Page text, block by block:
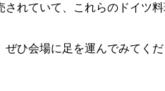
れていて、これらのドイツ
ひ会場に足を運んでみてくだ